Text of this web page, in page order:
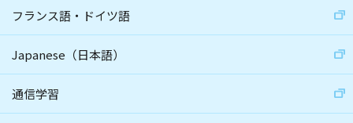
フランス語・ドイツ語
Japanese（日本語）
通信学習